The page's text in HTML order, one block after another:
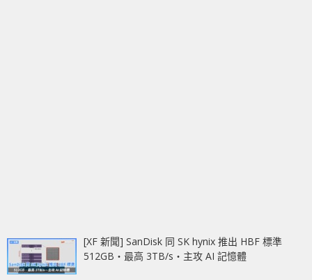
[XF 新聞] SanDisk 同 SK hynix 推出 HBF 標準
512GB‧最高 3TB/s‧主攻 AI 記憶體